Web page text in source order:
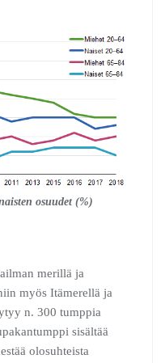
osuudet (%)
merillä ja
myös Itämerellä ja
n. 300 tumppia
sisältää
olosuhteista